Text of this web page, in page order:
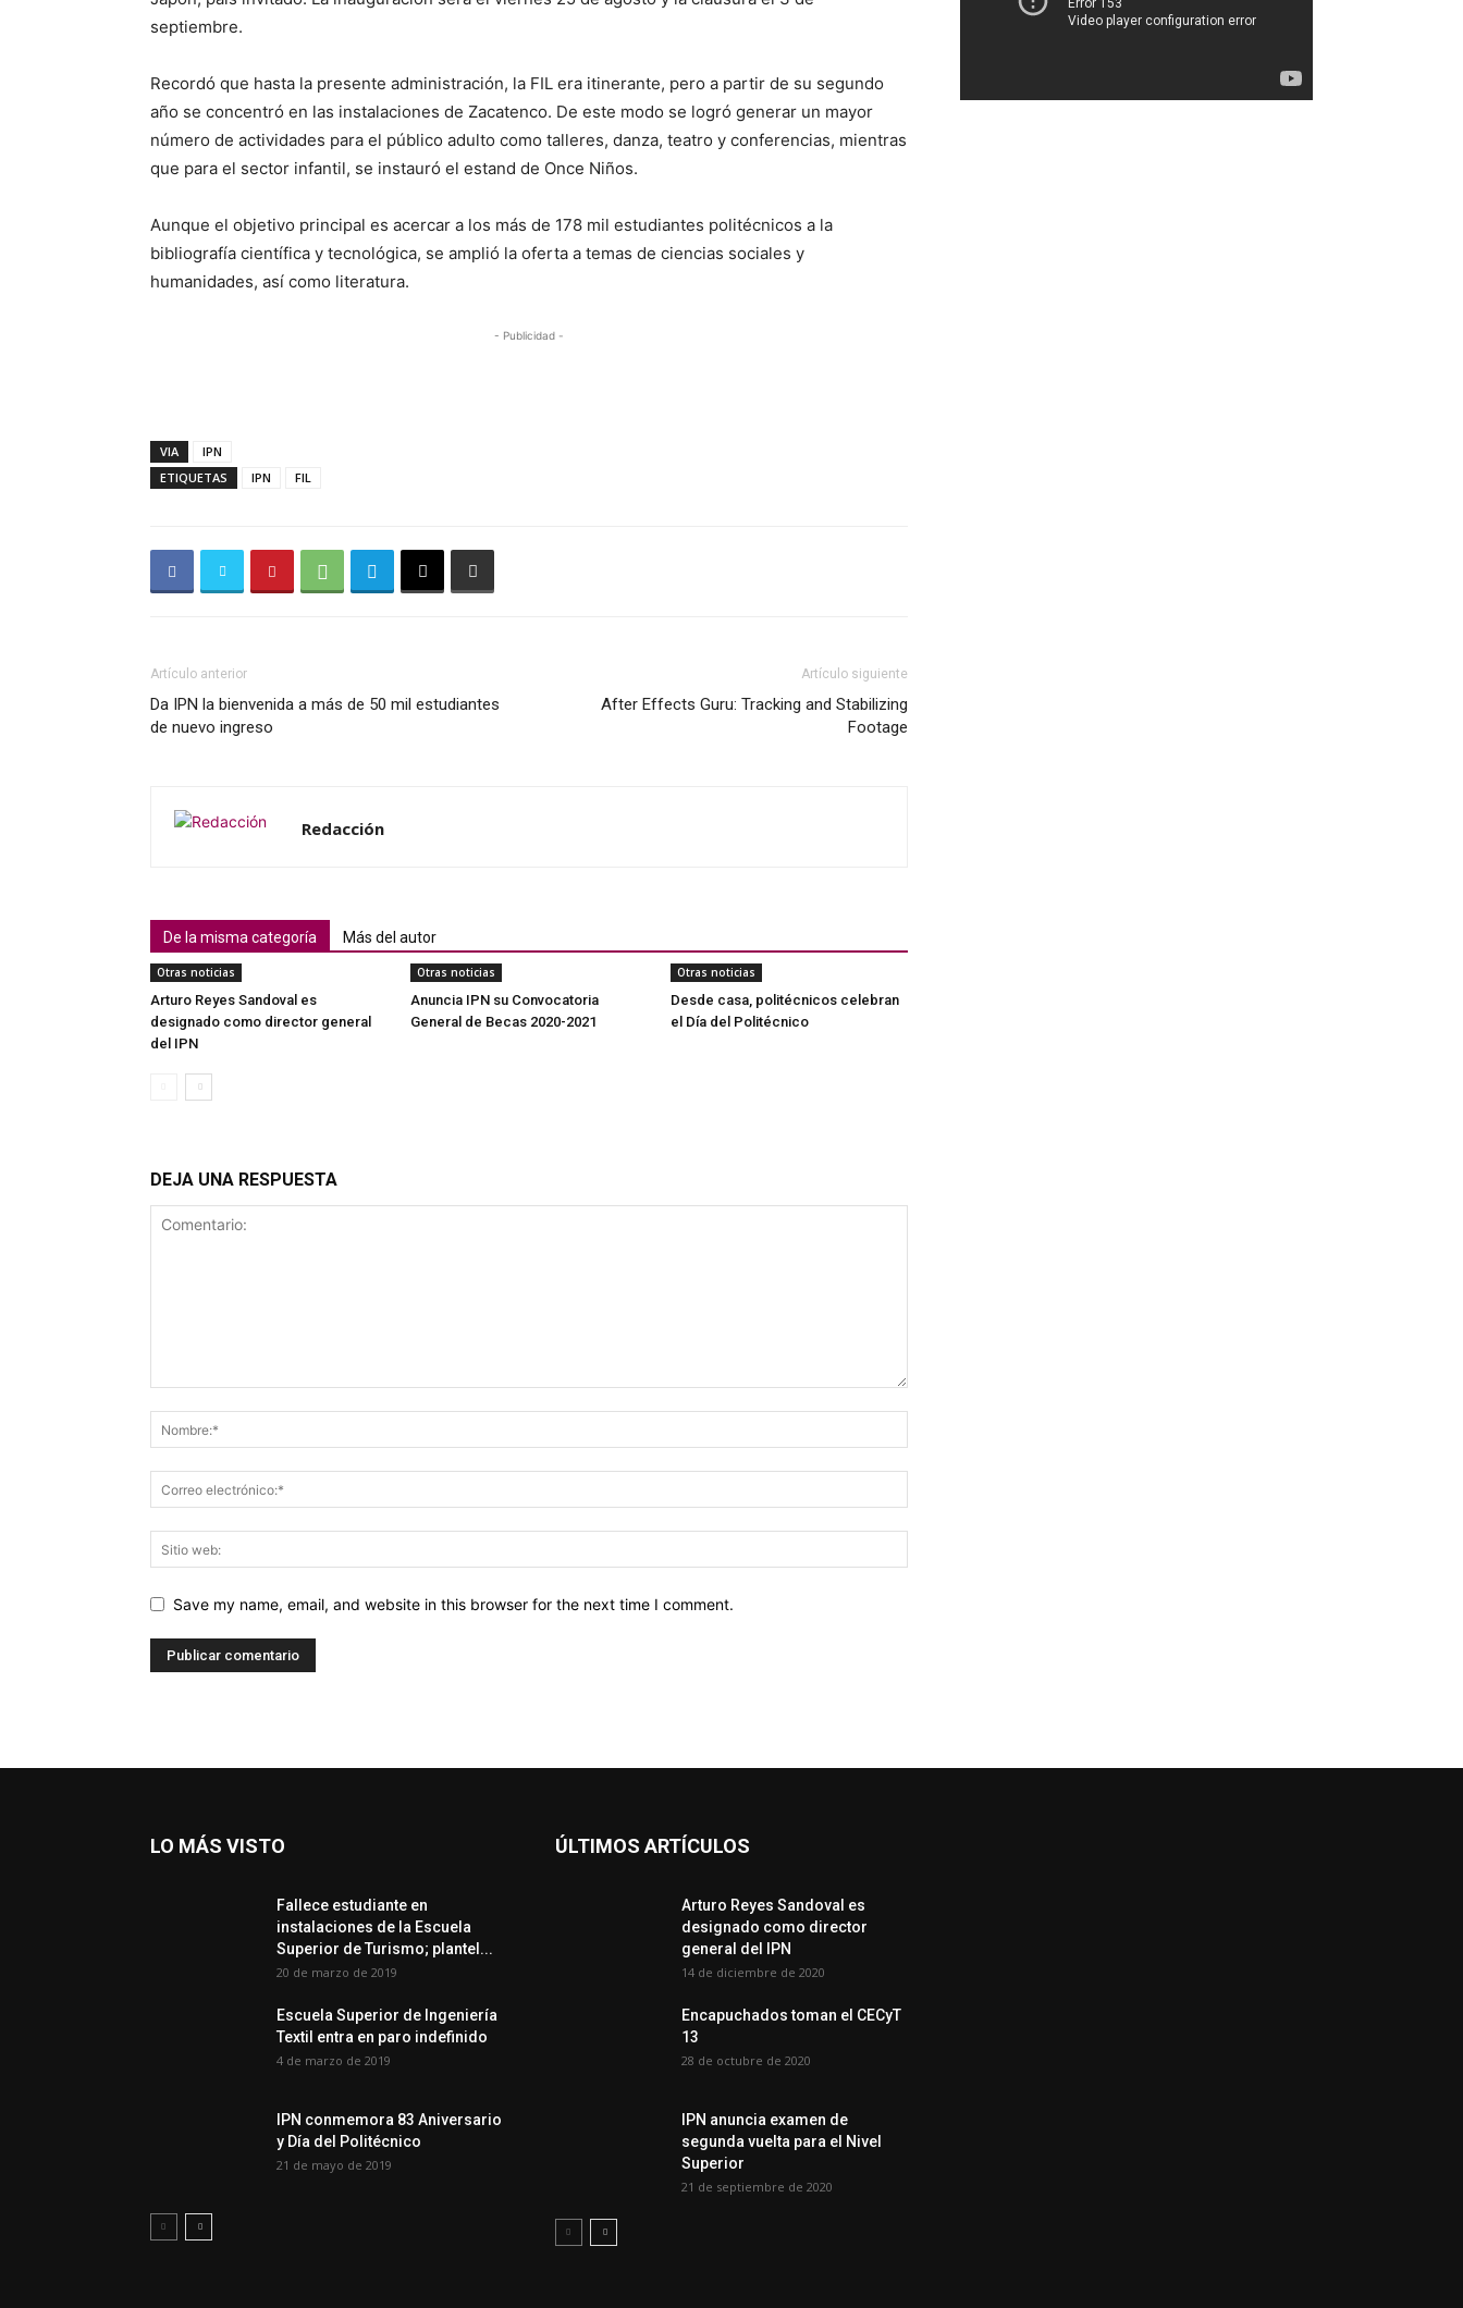
septiembre.
Recordó que hasta la presente administración, la FIL era itinerante, pero a partir de su segundo
año se concentró en las instalaciones de Zacatenco. De este modo se logró generar un mayor
número de actividades para el público adulto como talleres, danza, teatro y conferencias, mientras
que para el sector infantil, se instauró el estand de Once Niños.
Aunque el objetivo principal es acercar a los más de 178 mil estudiantes politécnicos a la
bibliografía científica y tecnológica, se amplió la oferta a temas de ciencias sociales y
humanidades, así como literatura.
- Publicidad -
VIA
IPN
ETIQUETAS
IPN FIL
Artículo anterior
Da IPN la bienvenida a más de 50 mil estudiantes
de nuevo ingreso
Artículo siguiente
After Effects Guru: Tracking and Stabilizing
Footage
Redacción
De la misma categoría Más del autor
Otras noticias
Arturo Reyes Sandoval es
designado como director general
del IPN
Otras noticias
Anuncia IPN su Convocatoria
General de Becas 2020-2021
Otras noticias
Desde casa, politécnicos celebran
el Día del Politécnico
DEJA UNA RESPUESTA
Save my name, email, and website in this browser for the next time I comment.
LO MÁS VISTO
Fallece estudiante en
instalaciones de la Escuela
Superior de Turismo; plantel...
20 de marzo de 2019
Escuela Superior de Ingeniería
Textil entra en paro indefinido
4 de marzo de 2019
IPN conmemora 83 Aniversario
y Día del Politécnico
21 de mayo de 2019
ÚLTIMOS ARTÍCULOS
Arturo Reyes Sandoval es
designado como director
general del IPN
14 de diciembre de 2020
Encapuchados toman el CECyT
13
28 de octubre de 2020
IPN anuncia examen de
segunda vuelta para el Nivel
Superior
21 de septiembre de 2020